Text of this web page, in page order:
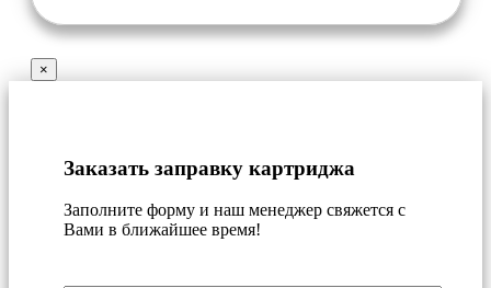
×
Заказать заправку картриджа
Заполните форму и наш менеджер свяжется с
Вами в ближайшее время!